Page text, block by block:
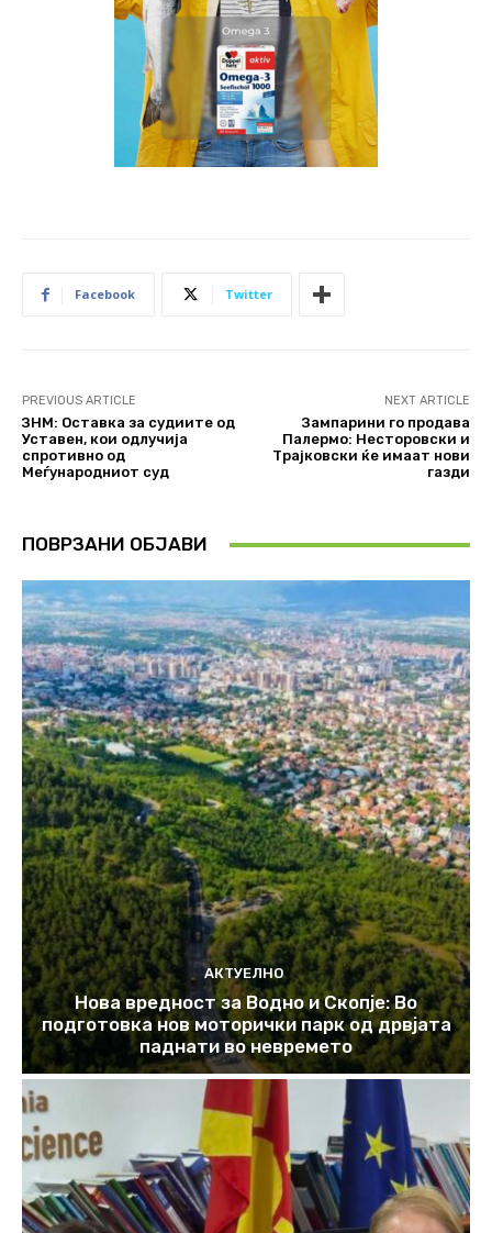
Facebook Twitter
PREVIOUS ARTICLE
ЗНМ: Оставка за судиите од
Уставен, кои одлучија
спротивно од
Меѓународниот суд
NEXT ARTICLE
Зампарини го продава
Палермо: Несторовски и
Трајковски ќе имаат нови
газди
ПОВРЗАНИ ОБЈАВИ
АКТУЕЛНО
Нова вредност за Водно и Скопје: Во
подготовка нов моторички парк од дрвјата
паднати во невремето